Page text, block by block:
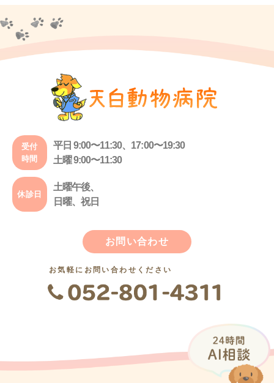
受付
時間
平日 9:00〜11:30、17:00〜19:30
土曜 9:00〜11:30
休診日
土曜午後、
日曜、祝日
お問い合わせ
お気軽にお問い合わせください